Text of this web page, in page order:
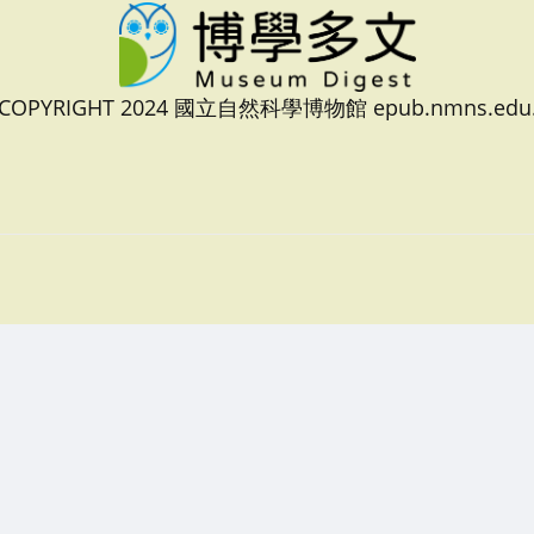
2024 國立自然科學博物館